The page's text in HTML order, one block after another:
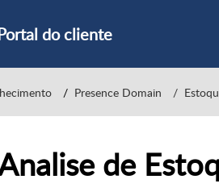
do cliente
Presence Domain
de